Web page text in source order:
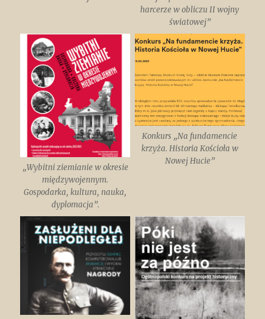
harcerze w obliczu II wojny
światowej”
„Wybitni ziemianie w okresie
międzywojennym.
Gospodarka, kultura, nauka,
dyplomacja”.
Konkurs „Na fundamencie
krzyża. Historia Kościoła w
Nowej Hucie”